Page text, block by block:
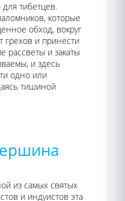
тибетцев.
которые
обход, вокруг
грехов и принести
рассветы и закаты
и здесь
одно или
тишиной
из самых святых
и индуистов эта